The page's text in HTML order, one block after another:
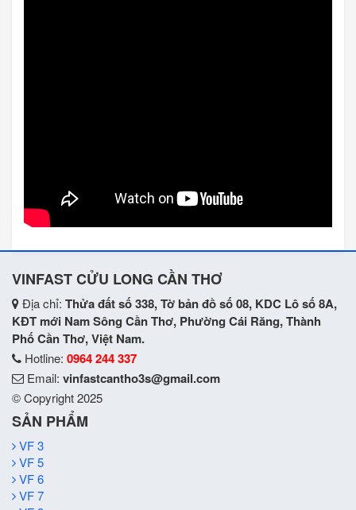
VINFAST CỬU LONG CẦN THƠ
Địa chỉ: Thửa đất số 338, Tờ bản đồ số 08, KDC Lô số 8A,
KĐT mới Nam Sông Cần Thơ, Phường Cái Răng, Thành
Phố Cần Thơ, Việt Nam.
Hotline: 0964 244 337
Email: vinfastcantho3s@gmail.com
© Copyright 2025
SẢN PHẨM
VF 3
VF 5
VF 6
VF 7